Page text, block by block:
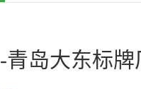
岛大东标牌